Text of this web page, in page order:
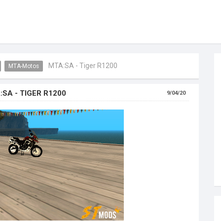
MTA-Motos MTA:SA - Tiger R1200
- TIGER R1200 9/04/20